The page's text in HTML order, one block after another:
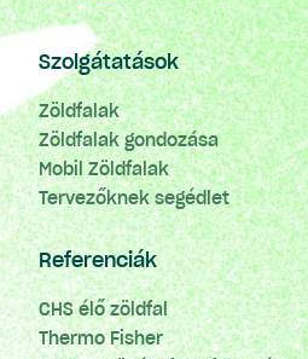
Szolgátatások
Zöldfalak
Zöldfalak gondozása
Mobil Zöldfalak
Tervezőknek segédlet
Referenciák
CHS élő zöldfal
Thermo Fisher